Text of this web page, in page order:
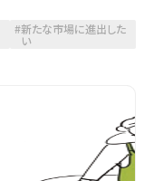
新たな市場に進出した
い